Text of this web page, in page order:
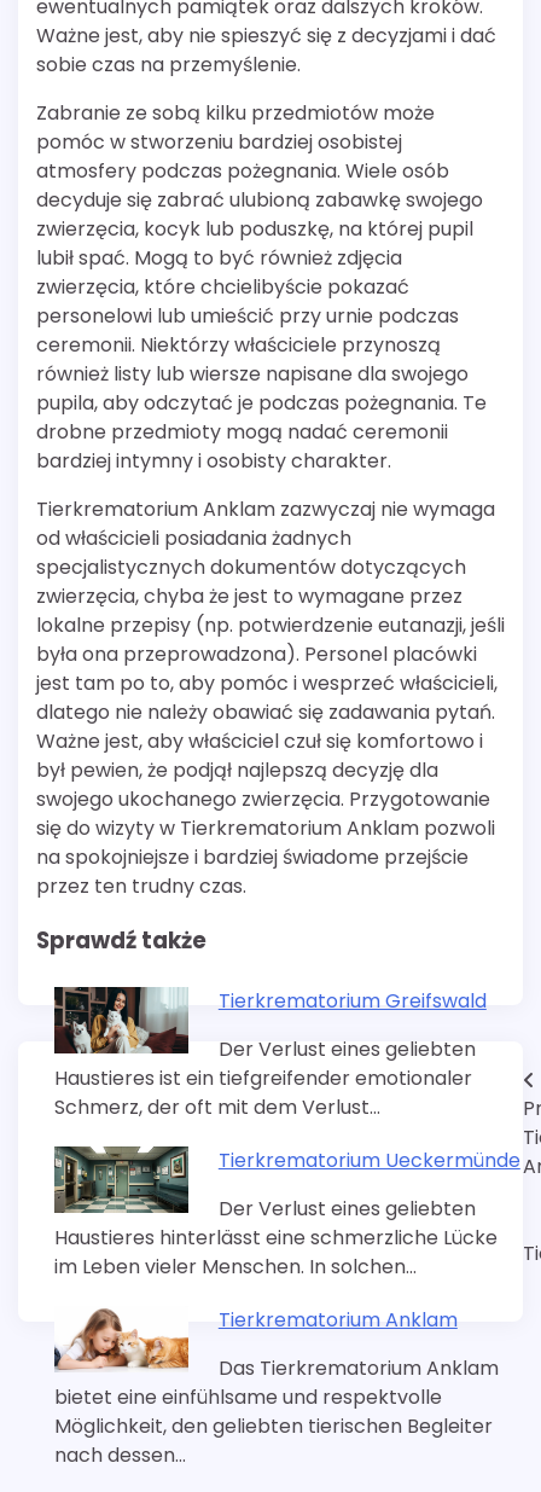
ewentualnych pamiątek oraz dalszych kroków.
Ważne jest, aby nie spieszyć się z decyzjami i dać
sobie czas na przemyślenie.
Zabranie ze sobą kilku przedmiotów może
pomóc w stworzeniu bardziej osobistej
atmosfery podczas pożegnania. Wiele osób
decyduje się zabrać ulubioną zabawkę swojego
zwierzęcia, kocyk lub poduszkę, na której pupil
lubił spać. Mogą to być również zdjęcia
zwierzęcia, które chcielibyście pokazać
personelowi lub umieścić przy urnie podczas
ceremonii. Niektórzy właściciele przynoszą
również listy lub wiersze napisane dla swojego
pupila, aby odczytać je podczas pożegnania. Te
drobne przedmioty mogą nadać ceremonii
bardziej intymny i osobisty charakter.
Tierkrematorium Anklam zazwyczaj nie wymaga
od właścicieli posiadania żadnych
specjalistycznych dokumentów dotyczących
zwierzęcia, chyba że jest to wymagane przez
lokalne przepisy (np. potwierdzenie eutanazji, jeśli
była ona przeprowadzona). Personel placówki
jest tam po to, aby pomóc i wesprzeć właścicieli,
dlatego nie należy obawiać się zadawania pytań.
Ważne jest, aby właściciel czuł się komfortowo i
był pewien, że podjął najlepszą decyzję dla
swojego ukochanego zwierzęcia. Przygotowanie
się do wizyty w Tierkrematorium Anklam pozwoli
na spokojniejsze i bardziej świadome przejście
przez ten trudny czas.
Sprawdź także
Tierkrematorium Greifswald
Der Verlust eines geliebten
Haustieres ist ein tiefgreifender emotionaler
Schmerz, der oft mit dem Verlust…
Tierkrematorium Ueckermünde
Der Verlust eines geliebten
Haustieres hinterlässt eine schmerzliche Lücke
im Leben vieler Menschen. In solchen…
Tierkrematorium Anklam
Das Tierkrematorium Anklam
bietet eine einfühlsame und respektvolle
Möglichkeit, den geliebten tierischen Begleiter
nach dessen…
Nawigacja